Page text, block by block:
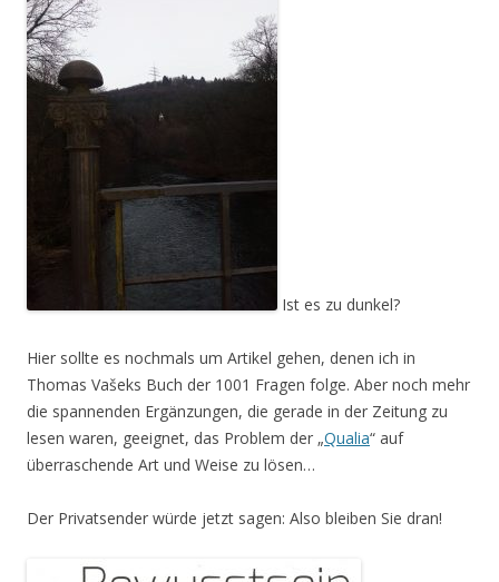
Ist es zu dunkel?
Hier sollte es nochmals um Artikel gehen, denen ich in
Thomas Vašeks Buch der 1001 Fragen folge. Aber noch mehr
die spannenden Ergänzungen, die gerade in der Zeitung zu
lesen waren, geeignet, das Problem der „Qualia“ auf
überraschende Art und Weise zu lösen…
Der Privatsender würde jetzt sagen: Also bleiben Sie dran!